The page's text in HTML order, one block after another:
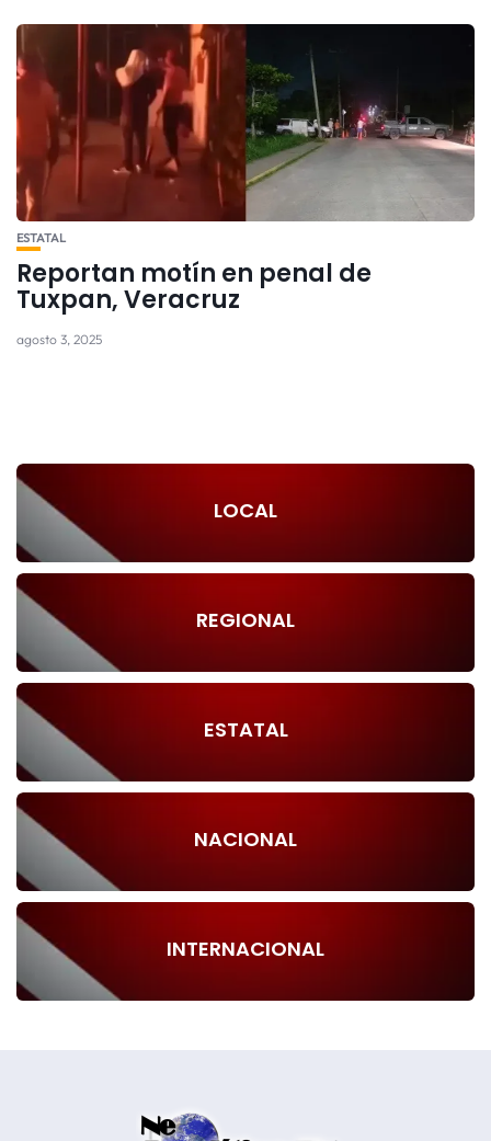
ESTATAL
Reportan motín en penal de
Tuxpan, Veracruz
agosto 3, 2025
LOCAL
REGIONAL
ESTATAL
NACIONAL
INTERNACIONAL